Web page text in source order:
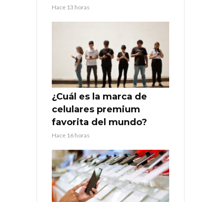
Hace 13 horas
¿Cuál es la marca de
celulares premium
favorita del mundo?
Hace 16 horas